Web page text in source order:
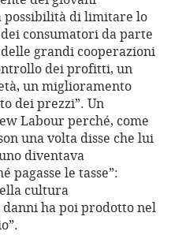
possibilità di limitare lo
consumatori da parte
grandi cooperazioni
dei profitti, un
un miglioramento
dei prezzi”. Un
Labour perché, come
una volta disse che lui
diventava
pagasse le tasse”:
cultura
ha poi prodotto nel